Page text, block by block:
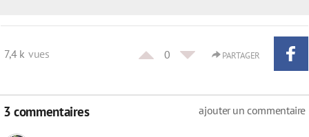
7,4 k vues 0 PARTAGER
3 commentaires ajouter un commentaire